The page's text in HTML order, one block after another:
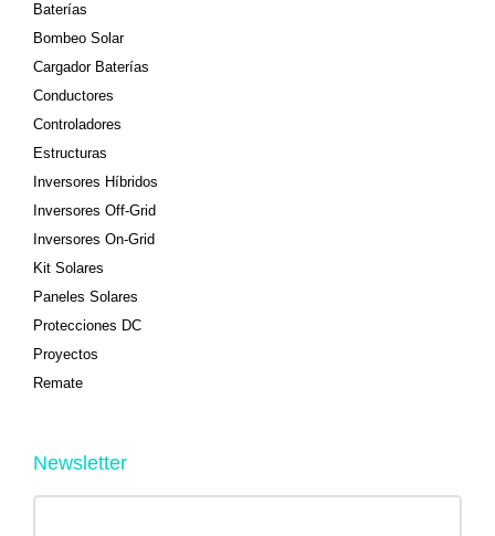
Baterías
Bombeo Solar
Cargador Baterías
Conductores
Controladores
Estructuras
Inversores Híbridos
Inversores Off-Grid
Inversores On-Grid
Kit Solares
Paneles Solares
Protecciones DC
Proyectos
Remate
Newsletter